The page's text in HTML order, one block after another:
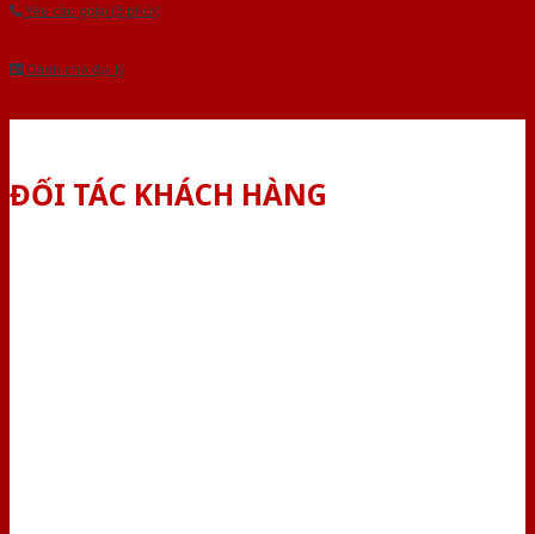
Yêu cầu gọi lại (3 phút)
Dành cho đại lý
ĐỐI TÁC KHÁCH HÀNG